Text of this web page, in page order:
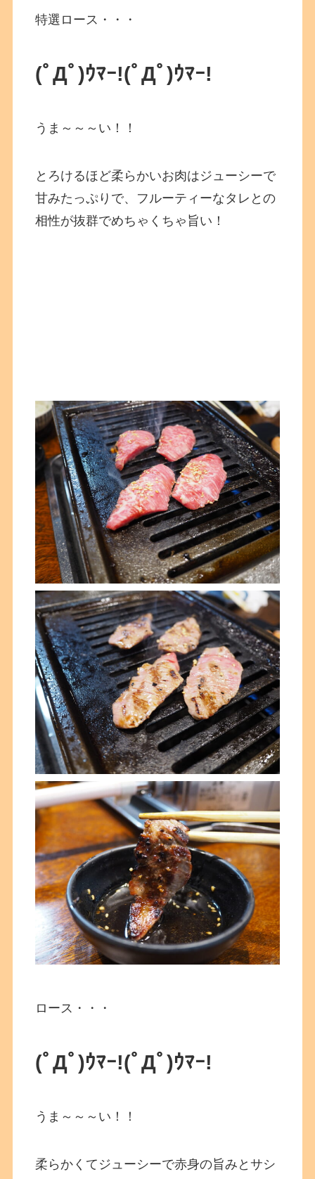
特選ロース・・・
(ﾟДﾟ)ｳﾏｰ!(ﾟДﾟ)ｳﾏｰ!
うま～～～い！！
とろけるほど柔らかいお肉はジューシーで
甘みたっぷりで、フルーティーなタレとの
相性が抜群でめちゃくちゃ旨い！
ロース・・・
(ﾟДﾟ)ｳﾏｰ!(ﾟДﾟ)ｳﾏｰ!
うま～～～い！！
柔らかくてジューシーで赤身の旨みとサシ